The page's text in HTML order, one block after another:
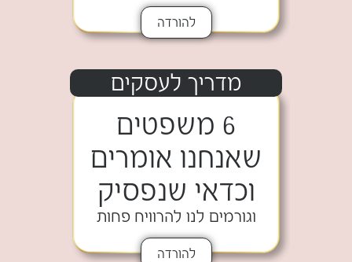
להורדה
מדריך לעסקים
6 משפטים
שאנחנו אומרים
וכדאי שנפסיק
וגורמים לנו להרוויח פחות
להורדה